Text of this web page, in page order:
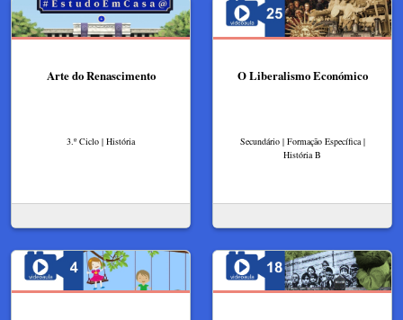
Arte do Renascimento
3.º Ciclo | História
O Liberalismo Económico
Secundário | Formação Específica |
História B